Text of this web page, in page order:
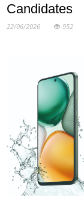
Candidates
22/06/2026 952